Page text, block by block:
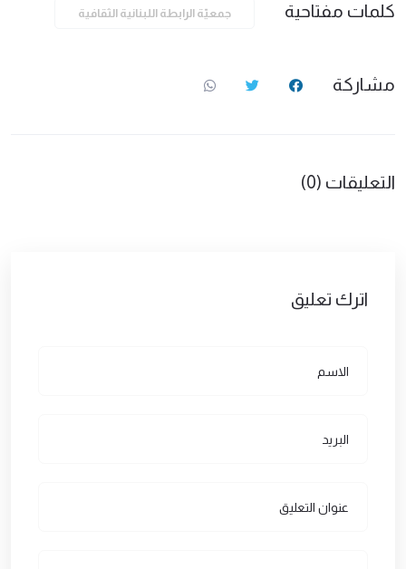
كلمات مفتاحية جمعيّة الرابطة اللبنانية الثقافية
مشاركة
التعليقات (0)
اترك تعليق